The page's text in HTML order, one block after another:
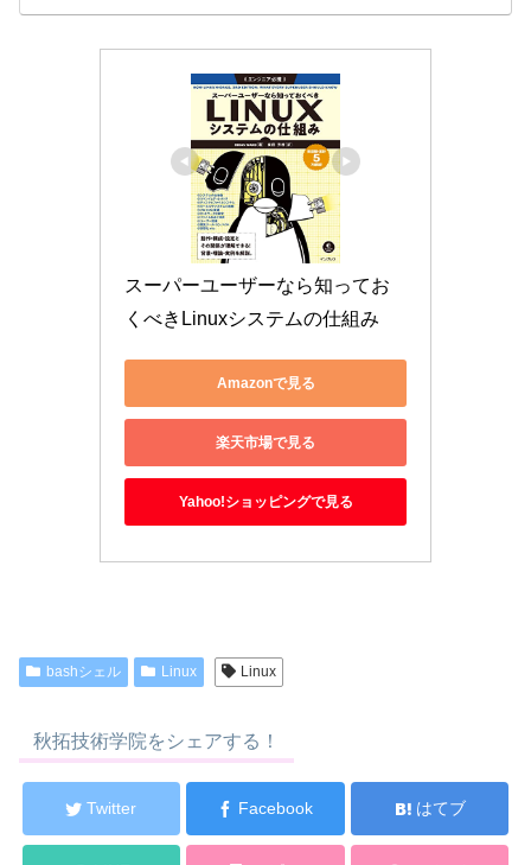
スーパーユーザーなら知ってお
くべきLinuxシステムの仕組み
Amazonで見る
楽天市場で見る
Yahoo!ショッピングで見る
bashシェル Linux Linux
秋拓技術学院をシェアする！
Twitter Facebook はてブ